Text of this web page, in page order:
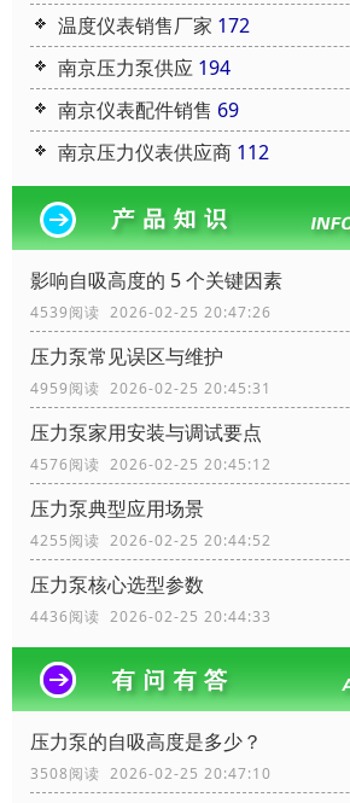
温度仪表销售厂家 172
南京压力泵供应 194
南京仪表配件销售 69
南京压力仪表供应商 112
影响自吸高度的 5 个关键因素
4539阅读 2026-02-25 20:47:26
压力泵常见误区与维护
4959阅读 2026-02-25 20:45:31
压力泵家用安装与调试要点
4576阅读 2026-02-25 20:45:12
压力泵典型应用场景
4255阅读 2026-02-25 20:44:52
压力泵核心选型参数
4436阅读 2026-02-25 20:44:33
压力泵的自吸高度是多少？
3508阅读 2026-02-25 20:47:10